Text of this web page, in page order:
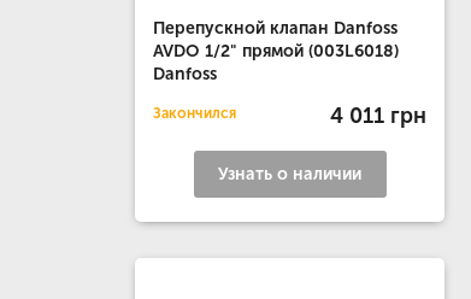
Перепускной клапан Danfoss
AVDO 1/2" прямой (003L6018)
Danfoss
Закончился 4 011 грн
Узнать о наличии